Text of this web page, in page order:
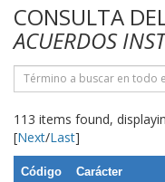
CONSULTA
ACUERDOS
113 items found,
[Next/Last]
Código Carácter